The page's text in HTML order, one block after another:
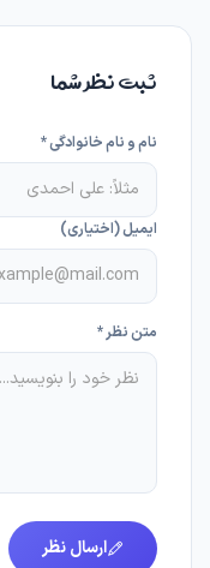
ثبت نظر شما
نام و نام خانوادگی *
ایمیل (اختیاری)
متن نظر *
ارسال نظر